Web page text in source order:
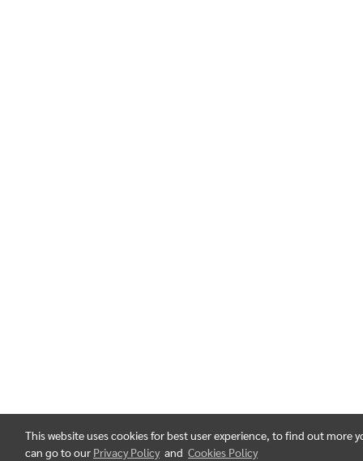
This website uses cookies for best user experience, to find out more
can go to our Privacy Policy and Cookies Policy